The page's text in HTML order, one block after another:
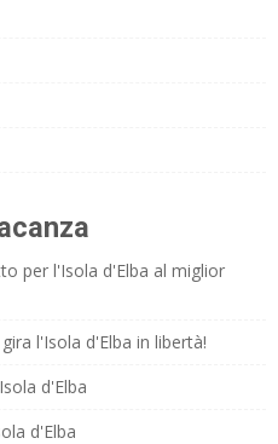
per l'Isola d'Elba al miglior
l'Isola d'Elba in libertà!
d'Elba
d'Elba